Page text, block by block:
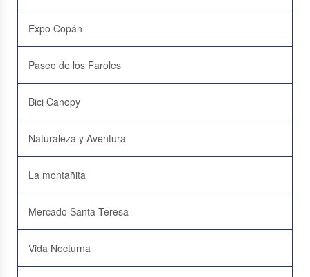
Expo Copán
Paseo de los Faroles
Bici Canopy
Naturaleza y Aventura
La montañita
Mercado Santa Teresa
Vida Nocturna